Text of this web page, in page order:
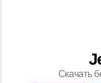
Скачать